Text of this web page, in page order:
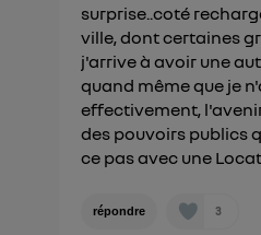
surprise..coté
ville, dont certaines
j'arrive à avoir une
quand même que je
effectivement,
des pouvoirs publics
ce pas avec une
répondre 3